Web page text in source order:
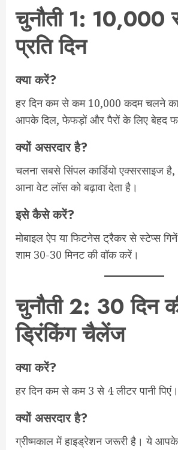
चुनौती 1: 10,000
प्रति दिन
क्या करें?
हर दिन कम से कम 10,000 कदम चलने
आपके दिल, फेफड़ों और पैरों के लिए बेहद
क्यों असरदार है?
चलना सबसे सिंपल कार्डियो एक्सरसाइज है,
आना वेट लॉस को बढ़ावा देता है।
इसे कैसे करें?
मोबाइल ऐप या फिटनेस ट्रैकर से स्टेप्स
शाम 30-30 मिनट की वॉक करें।
चुनौती 2: 30 दिन
ड्रिंकिंग चैलेंज
क्या करें?
हर दिन कम से कम 3 से 4 लीटर पानी पिएं।
क्यों असरदार है?
ग्रीष्मकाल में हाइड्रेशन जरूरी है। ये आपके